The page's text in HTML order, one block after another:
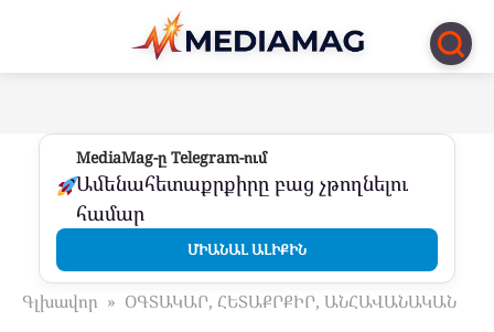
Перейти
контенту
MediaMag-ը Telegram-ում
Ամենահետաքրքիրը բաց չթողնելու
համար
ՄԻԱՆԱԼ ԱԼԻՔԻՆ
Գլխավոր » ՕԳՏԱԿԱՐ, ՀԵՏԱՔՐՔԻՐ, ԱՆՀԱՎԱՆԱԿԱՆ